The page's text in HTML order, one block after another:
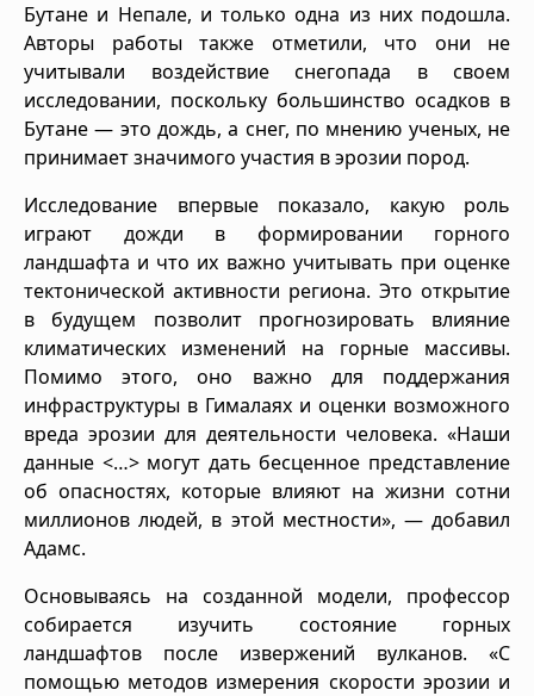
Бутане и Непале, и только одна из них подошла.
Авторы работы также отметили, что они не
учитывали воздействие снегопада в своем
исследовании, поскольку большинство осадков в
Бутане — это дождь, а снег, по мнению ученых, не
принимает значимого участия в эрозии пород.
Исследование впервые показало, какую роль
играют дожди в формировании горного
ландшафта и что их важно учитывать при оценке
тектонической активности региона. Это открытие
в будущем позволит прогнозировать влияние
климатических изменений на горные массивы.
Помимо этого, оно важно для поддержания
инфраструктуры в Гималаях и оценки возможного
вреда эрозии для деятельности человека. «Наши
данные <…> могут дать бесценное представление
об опасностях, которые влияют на жизни сотни
миллионов людей, в этой местности», — добавил
Адамс.
Основываясь на созданной модели, профессор
собирается изучить состояние горных
ландшафтов после извержений вулканов. «С
помощью методов измерения скорости эрозии и